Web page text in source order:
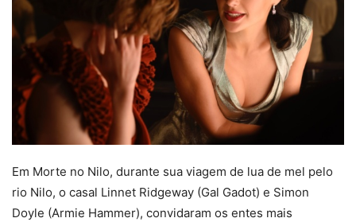
Em Morte no Nilo, durante sua viagem de lua de mel pelo
rio Nilo, o casal Linnet Ridgeway (Gal Gadot) e Simon
Doyle (Armie Hammer), convidaram os entes mais